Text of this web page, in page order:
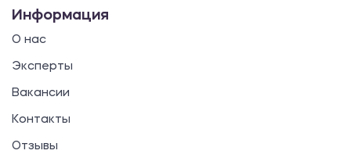
Информация
О нас
Эксперты
Вакансии
Контакты
Отзывы